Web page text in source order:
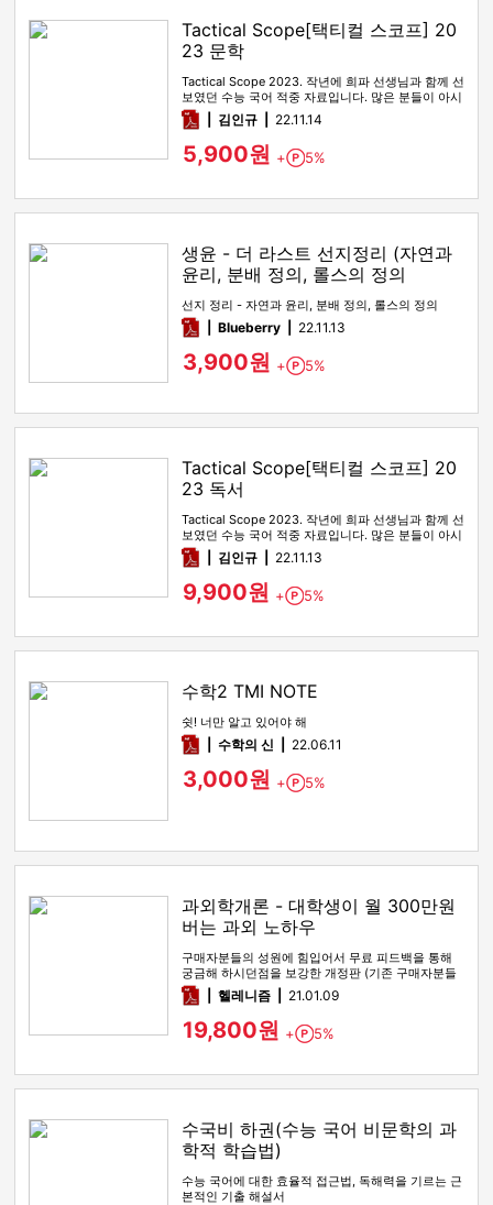
Tactical Scope[택티컬 스코프] 20
23 문학
Tactical Scope 2023. 작년에 희파 선생님과 함께 선
보였던 수능 국어 적중 자료입니다. 많은 분들이 아시
다시피…
pdf김인규 22.11.14
5,900원 + Point
5%
생윤 - 더 라스트 선지정리 (자연과
윤리, 분배 정의, 롤스의 정의
선지 정리 - 자연과 윤리, 분배 정의, 롤스의 정의
pdfBlueberry 22.11.13
3,900원 + Point
5%
Tactical Scope[택티컬 스코프] 20
23 독서
Tactical Scope 2023. 작년에 희파 선생님과 함께 선
보였던 수능 국어 적중 자료입니다. 많은 분들이 아시
다시피…
pdf김인규 22.11.13
9,900원 + Point
5%
수학2 TMI NOTE
쉿! 너만 알고 있어야 해
pdf수학의 신 22.06.11
3,000원 + Point
5%
과외학개론 - 대학생이 월 300만원
버는 과외 노하우
구매자분들의 성원에 힘입어서 무료 피드백을 통해
궁금해 하시던점을 보강한 개정판 (기존 구매자분들
은 연락이나 댓글 남겨주시…
pdf헬레니즘 21.01.09
19,800원 + Point
5%
수국비 하권(수능 국어 비문학의 과
학적 학습법)
수능 국어에 대한 효율적 접근법, 독해력을 기르는 근
본적인 기출 해설서